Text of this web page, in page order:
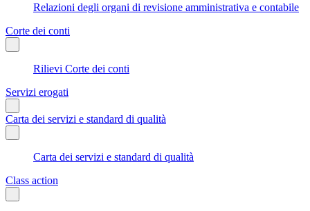
Relazioni degli organi di revisione amministrativa e contabile
Corte dei conti
Rilievi Corte dei conti
Servizi erogati
Carta dei servizi e standard di qualità
Carta dei servizi e standard di qualità
Class action